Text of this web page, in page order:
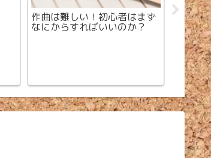
作曲は難しい！初心者はまず
なにからすればいいのか？
【
キー変